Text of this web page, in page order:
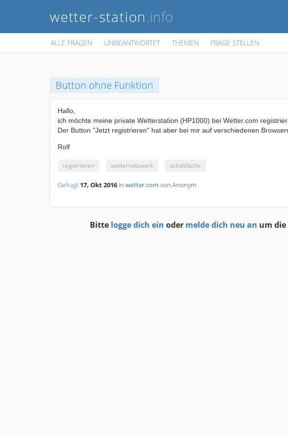
wetter-station.info
ALLE FRAGEN UNBEANTWORTET THEMEN FRAGE STELLEN
Button ohne Funktion
Hallo,
ich möchte meine private Wetterstation (HP1000) bei Wetter.com
Der Button "Jetzt registrieren" hat aber bei mir auf verschiedenen
Rolf
registrieren wetternetzwerk schaltfläche
Gefragt 17, Okt 2016 in wetter.com von Anonym
Bitte logge dich ein oder melde dich neu an um